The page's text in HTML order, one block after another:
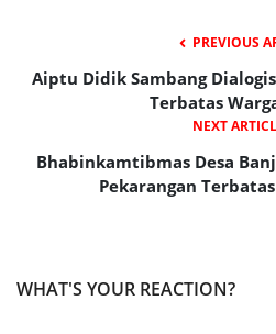
PREVIOUS
Aiptu Didik Sambang
Terbatas
NEXT
Bhabinkamtibmas Desa
Pekarangan
WHAT'S YOUR REACTION?